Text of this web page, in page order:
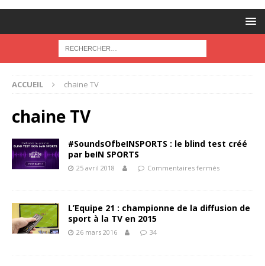
ACCUEIL chaine TV
chaine TV
#SoundsOfbeINSPORTS : le blind test créé
par beIN SPORTS
25 avril 2018 Commentaires fermés
L’Equipe 21 : championne de la diffusion de
sport à la TV en 2015
26 mars 2016 34